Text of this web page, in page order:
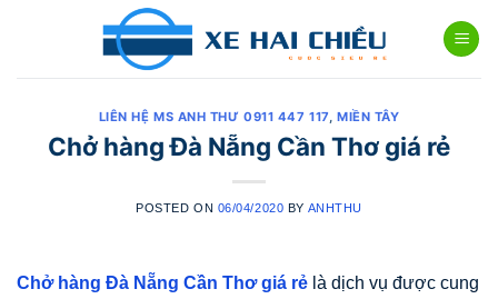
LIÊN HỆ MS ANH THƯ 0911 447 117, MIỀN TÂY
Chở hàng Đà Nẵng Cần Thơ giá rẻ
POSTED ON 06/04/2020 BY ANHTHU
Chở hàng Đà Nẵng Cần Thơ giá rẻ là dịch vụ được cung